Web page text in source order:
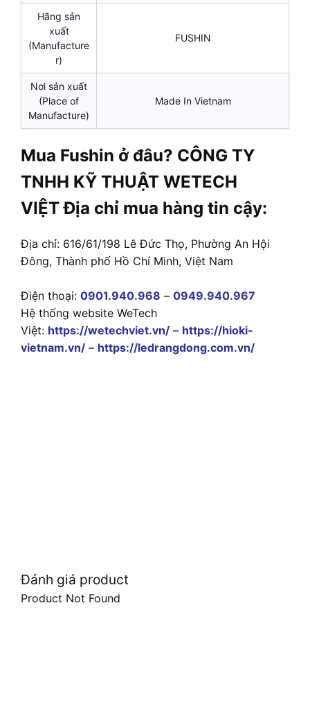
Hãng sản
xuất
(Manufacture
r)
FUSHIN
Nơi sản xuất
(Place of
Manufacture)
Made In Vietnam
Mua Fushin ở đâu? CÔNG TY
TNHH KỸ THUẬT WETECH
VIỆT Địa chỉ mua hàng tin cậy:
Địa chỉ: 616/61/198 Lê Đức Thọ, Phường An Hội
Đông, Thành phố Hồ Chí Minh, Việt Nam
Điện thoại: 0901.940.968 – 0949.940.967
Hệ thống website WeTech
Việt: https://wetechviet.vn/ – https://hioki-
vietnam.vn/ – https://ledrangdong.com.vn/
Đánh giá product
Product Not Found